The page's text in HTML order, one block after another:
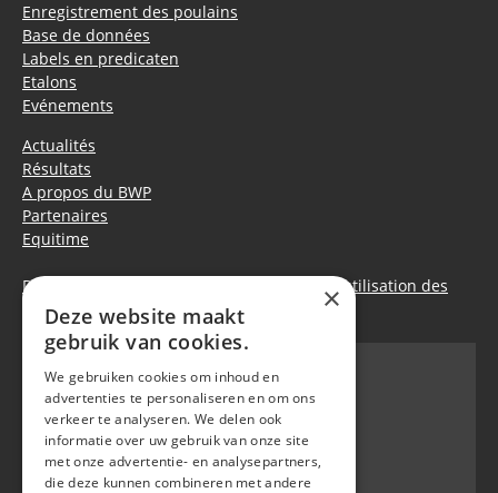
Enregistrement des poulains
Base de données
Labels en predicaten
Etalons
Evénements
Actualités
Résultats
A propos du BWP
Partenaires
Equitime
Déclaration de confidentialité
Politique d’utilisation des
cookies
BWP
Waversebaan 99
B-3050 OUD-HEVERLEE
×
Deze website maakt
gebruik van cookies.
We gebruiken cookies om inhoud en
advertenties te personaliseren en om ons
verkeer te analyseren. We delen ook
informatie over uw gebruik van onze site
met onze advertentie- en analysepartners,
die deze kunnen combineren met andere